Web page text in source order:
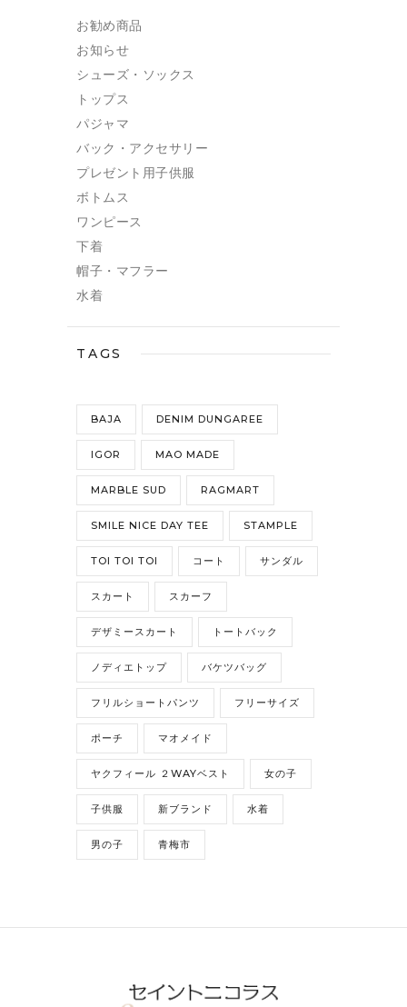
お勧め商品
お知らせ
シューズ・ソックス
トップス
パジャマ
バック・アクセサリー
プレゼント用子供服
ボトムス
ワンピース
下着
帽子・マフラー
水着
TAGS
BAJA DENIM DUNGAREE
IGOR MAO MADE
MARBLE SUD RAGMART
SMILE NICE DAY TEE STAMPLE
TOI TOI TOI コート サンダル
スカート スカーフ
デザミースカート トートバック
ノディエトップ バケツバッグ
フリルショートパンツ フリーサイズ
ポーチ マオメイド
ヤクフィール ２WAYベスト 女の子
子供服 新ブランド 水着
男の子 青梅市